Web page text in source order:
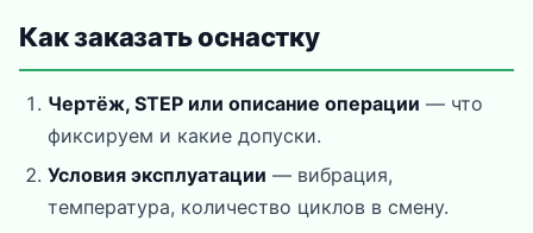
Как заказать оснастку
Чертёж, STEP или описание операции — что
фиксируем и какие допуски.
Условия эксплуатации — вибрация,
температура, количество циклов в смену.